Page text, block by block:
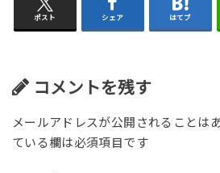
ポスト シェア はてブ
コメントを残す
メールアドレスが公開されることは
ている欄は必須項目です